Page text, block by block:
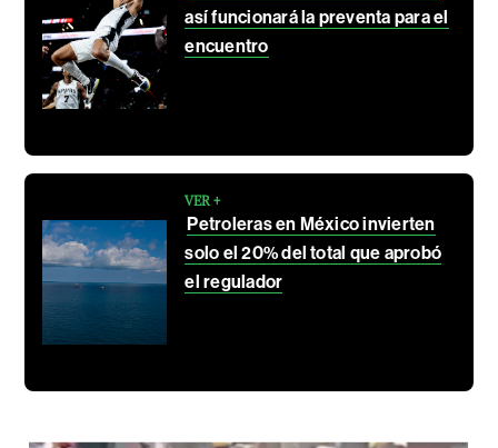
así funcionará la preventa para el
encuentro
VER +
Petroleras en México invierten
solo el 20% del total que aprobó
el regulador